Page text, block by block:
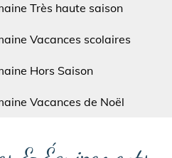
Très haute saison
Vacances scolaires
Hors Saison
Vacances de Noël